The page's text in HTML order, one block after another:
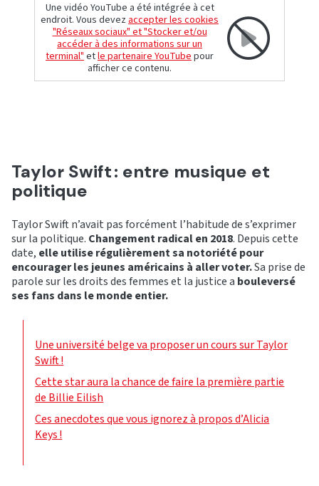
Une vidéo YouTube a été intégrée à cet
endroit. Vous devezaccepter les cookies
"Réseaux sociaux" et "Stocker et/ou
accéder à des informations sur un
terminal"etle partenaire YouTubepour
afficher ce contenu.
Taylor Swift : entre musique et
politique
Taylor Swift n’avait pas forcément l’habitude de s’exprimer
sur la politique. Changement radical en 2018. Depuis cette
date, elle utilise régulièrement sa notoriété pour
encourager les jeunes américains à aller voter.Sa prise de
parole sur les droits des femmes et la justice a bouleversé
ses fans dans le monde entier.
Une université belge va proposer un cours sur Taylor
Swift !
Cette star aura la chance de faire la première partie
de Billie Eilish
Ces anecdotes que vous ignorez à propos d’Alicia
Keys !